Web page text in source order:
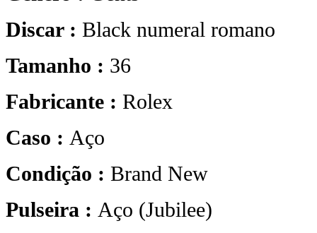
Discar : Black numeral romano
Tamanho : 36
Fabricante : Rolex
Caso : Aço
Condição : Brand New
Pulseira : Aço (Jubilee)